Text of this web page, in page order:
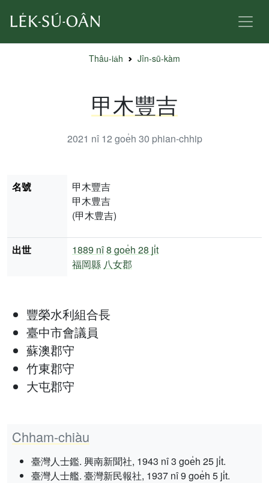
Thâu-ia̍h Jîn-sū-kàm
甲木豐吉
2021 nî 12 goe̍h 30 phian-chhip
豐榮水利組合長
臺中市會議員
蘇澳郡守
竹東郡守
大屯郡守
Chham-chiàu
臺灣人士鑑. 興南新聞社, 1943 nî 3 goe̍h 25 ji̍t.
臺灣人士艦. 臺灣新民報社, 1937 nî 9 goe̍h 5 ji̍t.
名號
甲木豐吉
甲木豊吉
(甲木豊吉)
出世 1889 nî8 goe̍h 28 ji̍t
福岡縣 八女郡